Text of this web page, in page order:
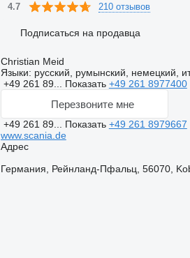
4.7 210 отзывов
Подписаться на продавца
Christian Meid
Языки: русский, румынский, немецкий,
+49 261 89... Показать +49 261 8977400
Перезвоните мне
+49 261 89... Показать +49 261 8979667
www.scania.de
Адрес
Германия, Рейнланд-Пфальц, 56070,